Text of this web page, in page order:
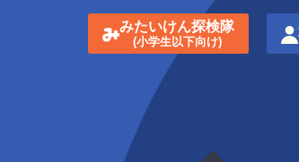
みたいけん探検隊
(小学生以下向け)